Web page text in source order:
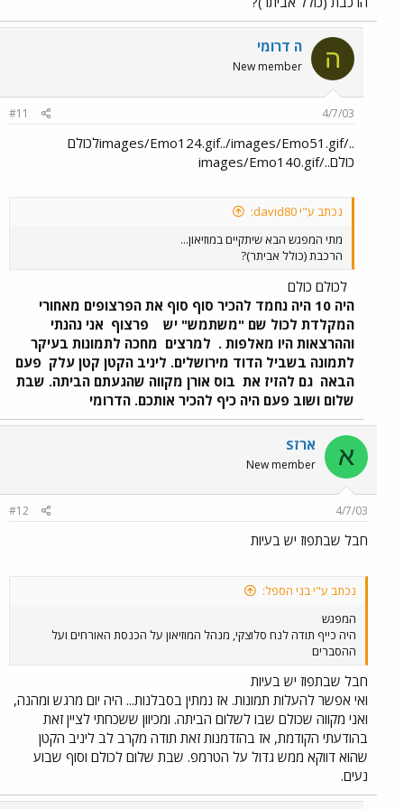
ה ה דרומי
New member
4/7/03
#11
../images/Emo124.gif../images/Emo51.gifלכולם
כולם../images/Emo140.gif
נכתב ע"י david80:
מתי המפגש הבא שיתקיים במוזיאון...
הרכבת (כולל אביתר)?
לכולם כולם
היה 10 היה נחמד להכיר סוף סוף את הפרצופים מאחורי
המקלדת לכול שם "משתמש" יש
פרצוף אני נהנתי
וההרצאות היו מאלפות . למרצים מחכה לתמונות בעיקר
לתמונה בשביל הדוד מירושלים. ליניב הקטן קטן עלק פעם
הבאה גם להזיז את בוס אורן מקווה שהגעתם הביתה. שבת
שלום ושוב פעם היה כיף להכיר אותכם. הדרומי
א ארזS
New member
4/7/03
#12
חבל שבתפוז יש בעיות
נכתב ע"י בני הספל:
המפגש
היה כייף תודה לנח סלוצקי, מנהל המוזיאון על הכנסת האורחים ועל
ההסברים
חבל שבתפוז יש בעיות
ואי אפשר להעלות תמונות. אז נמתין בסבלנות... היה יום מרגש ומהנה,
ואני מקווה שכולם שבו לשלום הביתה. ומכיוון ששכחתי לציין זאת
בהודעתי הקודמת, אז בהזדמנות זאת תודה מקרב לב ליניב הקטן
שהוא דווקא ממש גדול על הטרמפ. שבת שלום לכולם וסוף שבוע
נעים.